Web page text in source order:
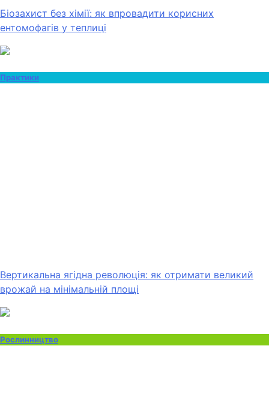
Біозахист без хімії: як впровадити корисних
ентомофагів у теплиці
Практики
Вертикальна ягідна революція: як отримати великий
врожай на мінімальній площі
Рослинництво